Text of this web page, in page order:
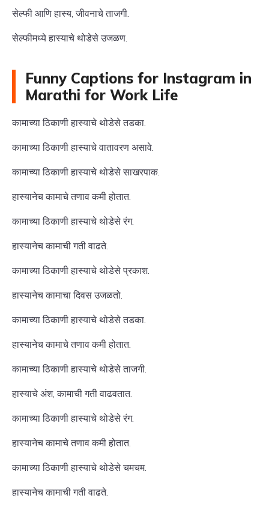
सेल्फी आणि हास्य, जीवनाचे ताजगी.
सेल्फीमध्ये हास्याचे थोडेसे उजळण.
Funny Captions for Instagram in
Marathi for Work Life
कामाच्या ठिकाणी हास्याचे थोडेसे तडका.
कामाच्या ठिकाणी हास्याचे वातावरण असावे.
कामाच्या ठिकाणी हास्याचे थोडेसे साखरपाक.
हास्यानेच कामाचे तणाव कमी होतात.
कामाच्या ठिकाणी हास्याचे थोडेसे रंग.
हास्यानेच कामाची गती वाढते.
कामाच्या ठिकाणी हास्याचे थोडेसे प्रकाश.
हास्यानेच कामाचा दिवस उजळतो.
कामाच्या ठिकाणी हास्याचे थोडेसे तडका.
हास्यानेच कामाचे तणाव कमी होतात.
कामाच्या ठिकाणी हास्याचे थोडेसे ताजगी.
हास्याचे अंश, कामाची गती वाढवतात.
कामाच्या ठिकाणी हास्याचे थोडेसे रंग.
हास्यानेच कामाचे तणाव कमी होतात.
कामाच्या ठिकाणी हास्याचे थोडेसे चमचम.
हास्यानेच कामाची गती वाढते.